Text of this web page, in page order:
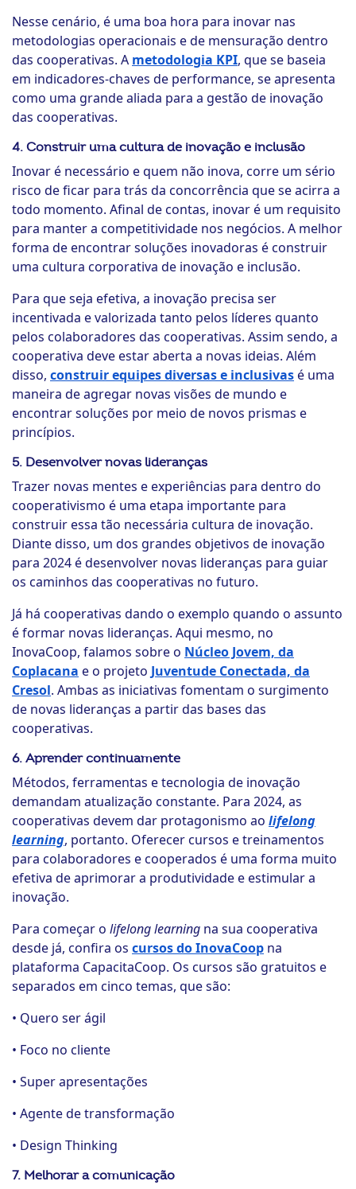
Nesse cenário, é uma boa hora para inovar nas
metodologias operacionais e de mensuração dentro
das cooperativas. A metodologia KPI, que se baseia
em indicadores-chaves de performance, se apresenta
como uma grande aliada para a gestão de inovação
das cooperativas.
4. Construir uma cultura de inovação e inclusão
Inovar é necessário e quem não inova, corre um sério
risco de ficar para trás da concorrência que se acirra a
todo momento. Afinal de contas, inovar é um requisito
para manter a competitividade nos negócios. A melhor
forma de encontrar soluções inovadoras é construir
uma cultura corporativa de inovação e inclusão.
Para que seja efetiva, a inovação precisa ser
incentivada e valorizada tanto pelos líderes quanto
pelos colaboradores das cooperativas. Assim sendo, a
cooperativa deve estar aberta a novas ideias. Além
disso, construir equipes diversas e inclusivasé uma
maneira de agregar novas visões de mundo e
encontrar soluções por meio de novos prismas e
princípios.
5. Desenvolver novas lideranças
Trazer novas mentes e experiências para dentro do
cooperativismo é uma etapa importante para
construir essa tão necessária cultura de inovação.
Diante disso, um dos grandes objetivos de inovação
para 2024 é desenvolver novas lideranças para guiar
os caminhos das cooperativas no futuro.
Já há cooperativas dando o exemplo quando o assunto
é formar novas lideranças. Aqui mesmo, no
InovaCoop, falamos sobre o Núcleo Jovem, da
Coplacana e o projeto Juventude Conectada, da
Cresol. Ambas as iniciativas fomentam o surgimento
de novas lideranças a partir das bases das
cooperativas.
6. Aprender continuamente
Métodos, ferramentas e tecnologia de inovação
demandam atualização constante. Para 2024, as
cooperativas devem dar protagonismo ao lifelong
learning, portanto. Oferecer cursos e treinamentos
para colaboradores e cooperados é uma forma muito
efetiva de aprimorar a produtividade e estimular a
inovação.
Para começar o lifelong learning na sua cooperativa
desde já, confira os cursos do InovaCoop na
plataforma CapacitaCoop. Os cursos são gratuitos e
separados em cinco temas, que são:
• Quero ser ágil
• Foco no cliente
• Super apresentações
• Agente de transformação
• Design Thinking
7. Melhorar a comunicação